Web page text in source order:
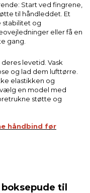
Start ved fingrene,
til håndleddet. Et
stabilitet og
eller få en
gang.
levetid. Vask
og lad dem lufttørre.
elastikken og
vælg en model med
støtte og
håndbind før
til